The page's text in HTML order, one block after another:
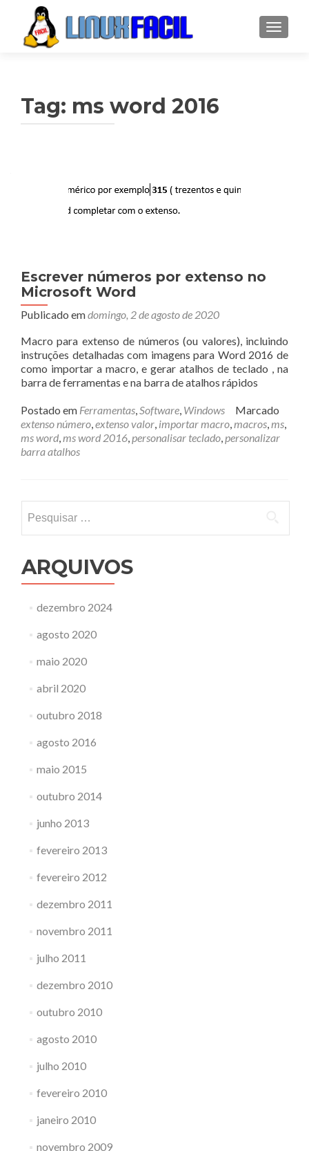
Tag: ms word 2016
Escrever números por extenso no
Microsoft Word
Publicado emdomingo, 2 de agosto de 2020
Macro para extenso de números (ou valores), incluindo
instruções detalhadas com imagens para Word 2016 de
como importar a macro, e gerar atalhos de teclado , na
barra de ferramentas e na barra de atalhos rápidos
Postado em Ferramentas,Software, Windows
Marcado
extenso número,extenso valor, importar macro,macros,ms,
ms word,ms word 2016,personalisar teclado,personalizar
barra atalhos
por:
ARQUIVOS
dezembro 2024
agosto 2020
maio 2020
abril 2020
outubro 2018
agosto 2016
maio 2015
outubro 2014
junho 2013
fevereiro 2013
fevereiro 2012
dezembro 2011
novembro 2011
julho 2011
dezembro 2010
outubro 2010
agosto 2010
julho 2010
fevereiro 2010
janeiro 2010
novembro 2009